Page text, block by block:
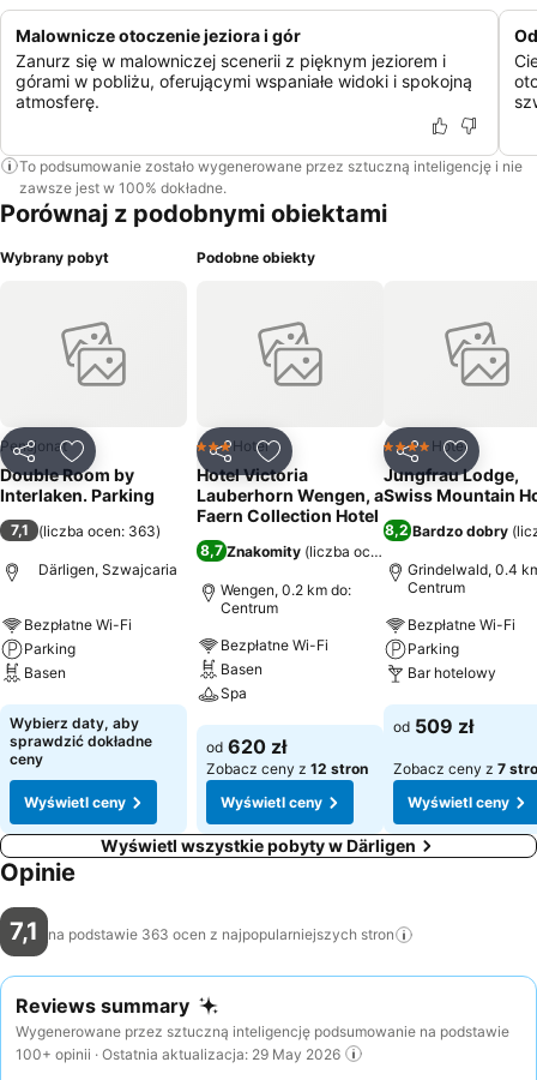
Malownicze otoczenie jeziora i gór
Zanurz się w malowniczej scenerii z pięknym jeziorem i
górami w pobliżu, oferującymi wspaniałe widoki i spokojną
atmosferę.
To podsumowanie zostało wygenerowane przez sztuczną inteligencję i nie
zawsze jest w 100% dokładne.
Porównaj z podobnymi obiektami
Wybrany pobyt
UdostępnijDodaj do ulubionych
Pensjonat
Double Room by
Interlaken. Parking
7,1 (liczba ocen: 363)
Därligen, Szwajcaria
Bezpłatne Wi-Fi
Parking
Basen
Wyświetl ceny
Wybierz daty, aby
sprawdzić dokładne
ceny
Wyświetl ceny
Podobne obiekty
UdostępnijDodaj do ulubionych
3 Kategoria
Hotel
Hotel Victoria
Lauberhorn Wengen, a
Faern Collection Hotel
8,7 Znakomity (liczba ocen: 5218
Wengen, 0.2 km do:
Centrum
Bezpłatne Wi-Fi
Basen
Spa
Wyświetl ceny
od 620 zł
Zobacz ceny z 12 stron
Wyświetl ceny
UdostępnijDodaj
4 Kategoria
Hotel
Jungfrau Lodge,
Swiss Mountain
8,2Bardzo dobry (
Grindelwald, 0.4
Centrum
Bezpłatne Wi-Fi
Parking
Bar hotelowy
Wyświetl ceny
od 509 zł
Zobacz ceny z 7
Wyświetl ceny
Wyświetl wszystkie pobyty w Därligen
Opinie
7,1 na podstawie 363 ocen z najpopularniejszych stron
Reviews summary
Wygenerowane przez sztuczną inteligencję podsumowanie na podstawie
100+ opinii · Ostatnia aktualizacja: 29 May 2026